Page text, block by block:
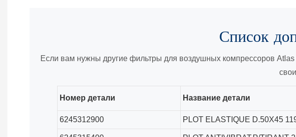
Список
Если вам нужны другие фильтры для воздушных компрессоров
Номер детали Название детали
6245312900 PLOT ELASTIQUE D.50X45